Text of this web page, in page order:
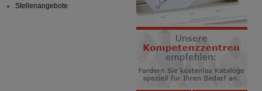
Stellenangebote